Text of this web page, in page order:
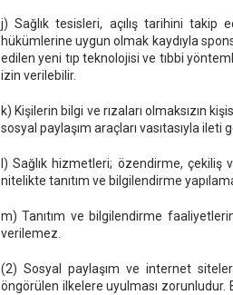
j) Sağlık tesisleri, açılış tarihini
hükümlerine uygun olmak kaydıyla
edilen yeni tıp teknolojisi ve tıbbi
izin verilebilir.
k) Kişilerin bilgi ve rızaları olmaksızın
sosyal paylaşım araçları vasıtasıyla ileti
l) Sağlık hizmetleri; özendirme,
nitelikte tanıtım ve bilgilendirme
m) Tanıtım ve bilgilendirme
verilemez.
(2) Sosyal paylaşım ve internet
öngörülen ilkelere uyulması zorunludur.